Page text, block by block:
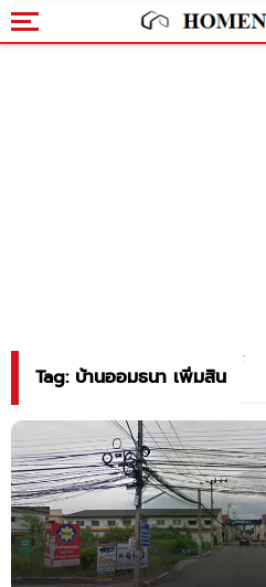
Tag: บ้านออมธนา เพิ่มสิน